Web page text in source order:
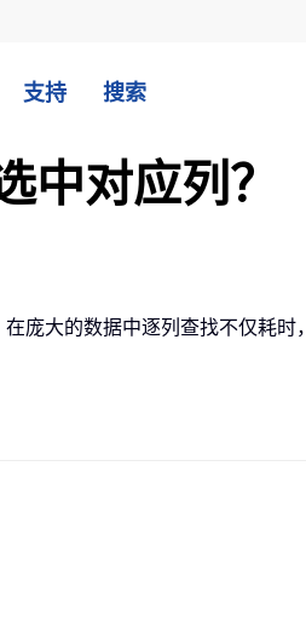
支持 搜索
中对应列？
庞大的数据中逐列查找不仅耗